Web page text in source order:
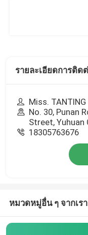
รายละเอียดการติด
Miss. TANTING
No. 30, Punan
Street, Yuhuan
18305763676
หมวดหมู่อื่น ๆ จากเรา